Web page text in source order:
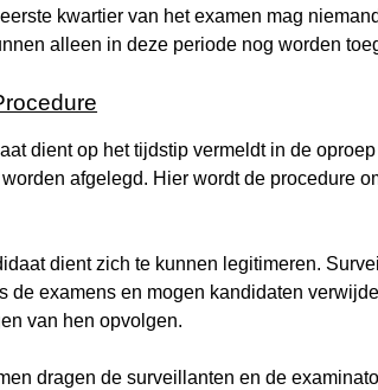
kwartier van het examen mag
alleen in deze periode nog worden
dient op het tijdstip vermeldt in de
afgelegd. Hier wordt de procedure
dient zich te kunnen legitimeren.
de examens en mogen kandidaten
van hen opvolgen.
dragen de surveillanten en de